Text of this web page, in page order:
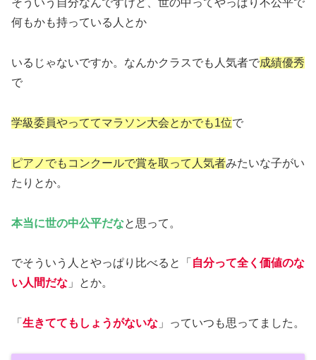
そういう自分なんですけど、世の中ってやっぱり不公平で
何もかも持っている人とか
いるじゃないですか。なんかクラスでも人気者で成績優秀
で
学級委員やっててマラソン大会とかでも1位で
ピアノでもコンクールで賞を取って人気者みたいな子がい
たりとか。
本当に世の中公平だなと思って。
でそういう人とやっぱり比べると「 自分って全く価値のな
い人間だな 」とか。
「 生きててもしょうがないな 」っていつも思ってました。